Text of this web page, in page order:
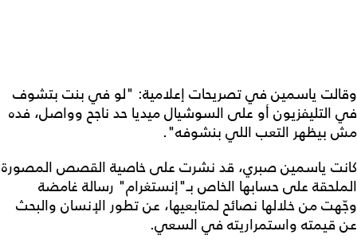
وقالت ياسمين في تصريحات إعلامية: "لو في بنت بتشوف
في التليفزيون أو على السوشيال ميديا حد ناجح وواصل، فده
مش بيظهر التعب اللي بنشوفه".
كانت ياسمين صبري، قد نشرت على خاصية القصص المصورة
الملحقة على حسابها الخاص بـ"إنستغرام" رسالة غامضة
وجّهت من خلالها نصائح لمتابعيها، عن تطور الإنسان والبحث
عن قيمته واستمراريته في السعي.